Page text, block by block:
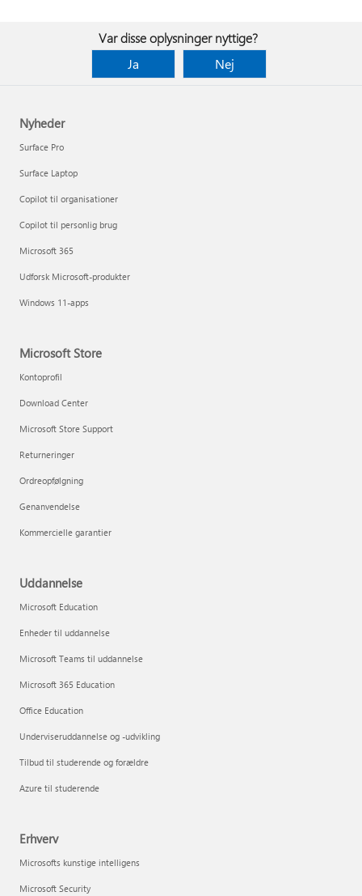
Var disse oplysninger nyttige?
Ja
Nej
Nyheder
Surface Pro
Surface Laptop
Copilot til organisationer
Copilot til personlig brug
Microsoft 365
Udforsk Microsoft-produkter
Windows 11-apps
Microsoft Store
Kontoprofil
Download Center
Microsoft Store Support
Returneringer
Ordreopfølgning
Genanvendelse
Kommercielle garantier
Uddannelse
Microsoft Education
Enheder til uddannelse
Microsoft Teams til uddannelse
Microsoft 365 Education
Office Education
Underviseruddannelse og -udvikling
Tilbud til studerende og forældre
Azure til studerende
Erhverv
Microsofts kunstige intelligens
Microsoft Security